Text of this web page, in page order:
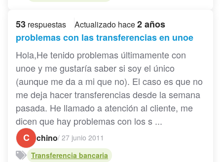
53 respuestas Actualizado hace2 años
problemas con las transferencias en unoe
Hola,He tenido problemas últimamente con
unoe y me gustaría saber si soy el único
(aunque me da a mi que no). El caso es que no
me deja hacer transferencias desde la semana
pasada. He llamado a atención al cliente, me
dicen que hay problemas con los s ...
C
chino/ 27 junio 2011
Transferencia bancaria